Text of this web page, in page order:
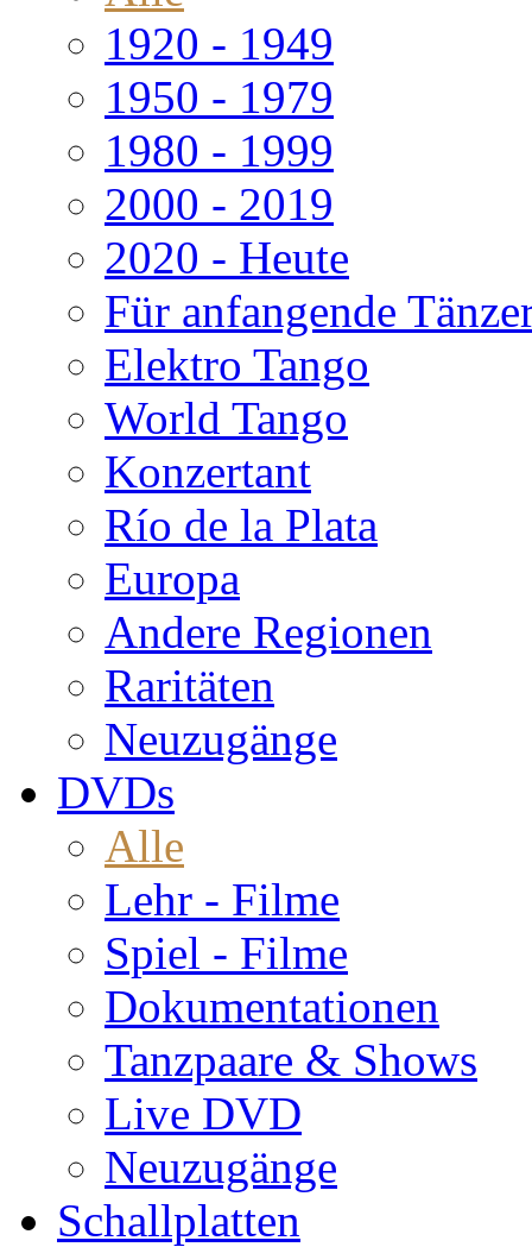
1920 - 1949
1950 - 1979
1980 - 1999
2000 - 2019
2020 - Heute
Für anfangende
Elektro Tango
World Tango
Konzertant
Río de la Plata
Europa
Andere Regionen
Raritäten
Neuzugänge
DVDs
Alle
Lehr - Filme
Spiel - Filme
Dokumentationen
Tanzpaare & Shows
Live DVD
Neuzugänge
Schallplatten